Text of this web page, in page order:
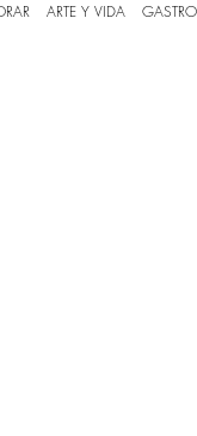
ARTE Y VIDA